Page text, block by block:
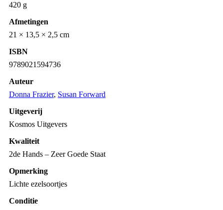
420 g
Afmetingen
21 × 13,5 × 2,5 cm
ISBN
9789021594736
Auteur
Donna Frazier, Susan Forward
Uitgeverij
Kosmos Uitgevers
Kwaliteit
2de Hands – Zeer Goede Staat
Opmerking
Lichte ezelsoortjes
Conditie